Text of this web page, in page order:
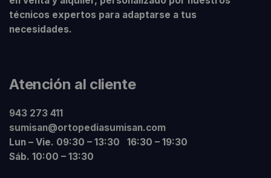
técnicos expertos para adaptarse a tus
necesidades.
Atención al cliente
943 273 411
sumisan@ortopediasumisan.com
Lun – Vie. 09:30 – 13:30 16:30 – 19:30
Sáb. 10:00 – 13:30